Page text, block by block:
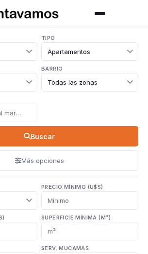
TIPO
BARRIO
Buscar
Más opciones
PRECIO MÍNIMO (U$S)
SUPERFICIE MÍNIMA (M²)
SERV. MUCAMAS